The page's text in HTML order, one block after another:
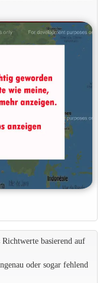
basierend auf
oder sogar fehlend